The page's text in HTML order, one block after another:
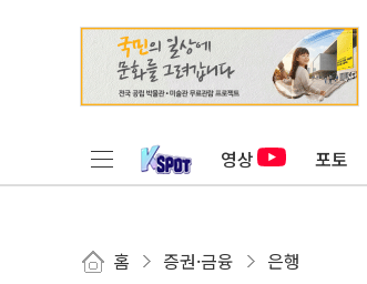
영상 포토
홈 증권·금융 은행